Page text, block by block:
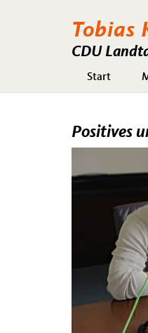
Tobias
CDU
Start
Positives